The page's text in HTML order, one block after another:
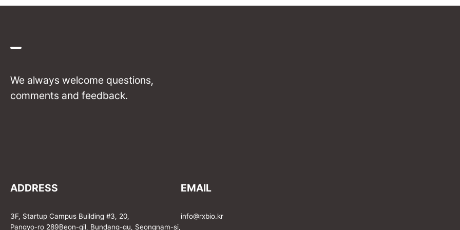
We always welcome questions,
comments and feedback.
ADDRESS
3F, Startup Campus Building #3, 20,
Pangyo-ro 289Beon-gil, Bundang-gu, Seongnam-si,
EMAIL
info@rxbio.kr